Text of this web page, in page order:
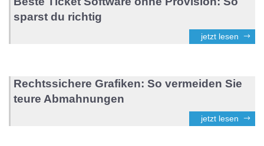
sparst du richtig
jetzt lesen
Rechtssichere Grafiken: So vermeiden Sie
teure Abmahnungen
jetzt lesen